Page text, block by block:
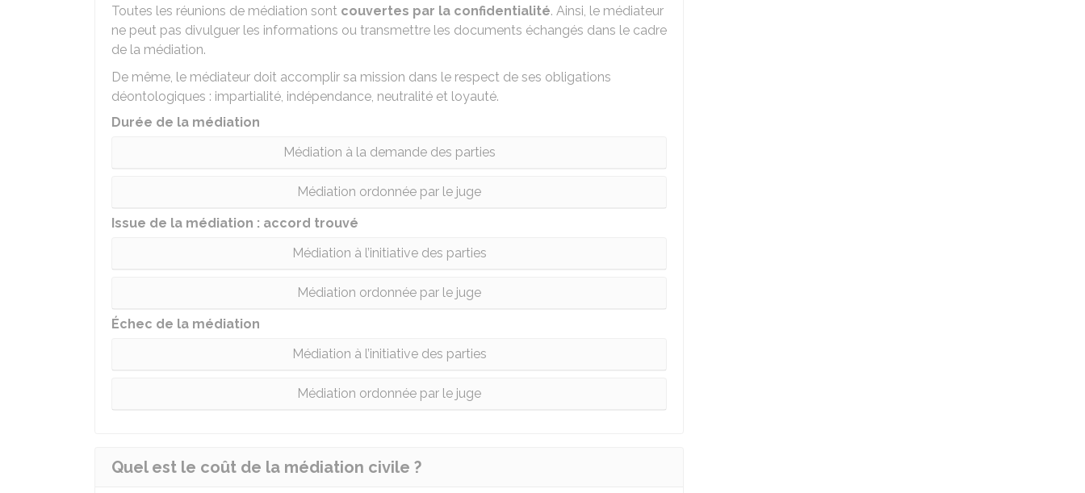
Toutes les réunions de médiation sont couvertes par la confidentialité. Ainsi, le médiateur
ne peut pas divulguer les informations ou transmettre les documents échangés dans le cadre
de la médiation.
De même, le médiateur doit accomplir sa mission dans le respect de ses obligations
déontologiques : impartialité, indépendance, neutralité et loyauté.
Durée de la médiation
Médiation à la demande des parties
Médiation ordonnée par le juge
Issue de la médiation : accord trouvé
Médiation à l’initiative des parties
Médiation ordonnée par le juge
Échec de la médiation
Médiation à l’initiative des parties
Médiation ordonnée par le juge
Quel est le coût de la médiation civile ?